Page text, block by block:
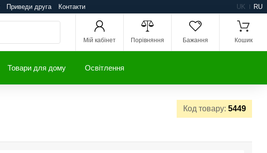
Приведи друга Контакти UK RU
Мій кабінет Порівняння Бажання Кошик
Товари для дому Освітлення
Код товару: 5449